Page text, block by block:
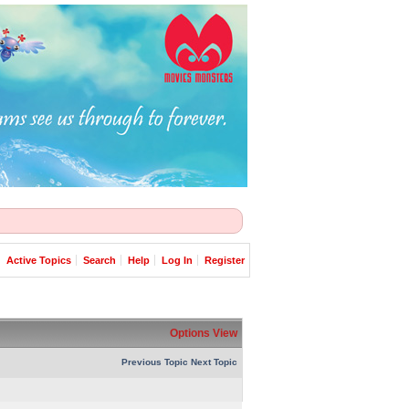
Active Topics Search Help Log In Register
Options View
Previous Topic Next Topic